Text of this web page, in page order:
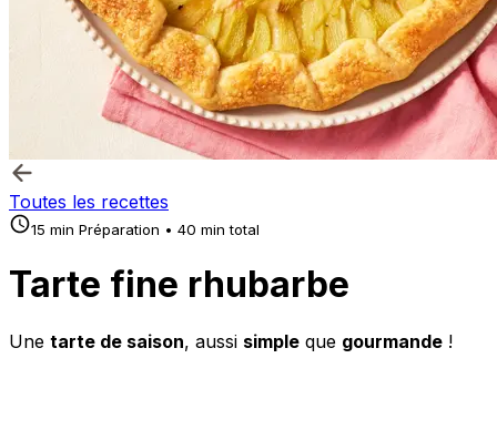
Toutes les recettes
15 min Préparation • 40 min total
Tarte fine rhubarbe
Une tarte de saison, aussi simple que gourmande !